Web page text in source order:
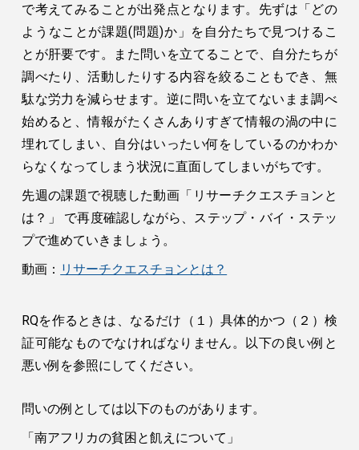
で考えてみることが出発点となります。先ずは「どの
ようなことが課題(問題)か」を自分たちで見つけるこ
とが肝要です。また問いを立てることで、自分たちが
調べたり、活動したりする内容を絞ることもでき、無
駄な労力を減らせます。逆に問いを立てないまま調べ
始めると、情報がたくさんありすぎて情報の渦の中に
埋れてしまい、自分はいったい何をしているのかわか
らなくなってしまう状況に直面してしまいがちです。
先週の課題で視聴した動画「リサーチクエスチョンと
は？」 で再度確認しながら、ステップ・バイ・ステッ
プで進めていきましょう。
動画： リサーチクエスチョンとは？
RQを作るときは、なるだけ（１）具体的かつ（２）検
証可能なものでなければなりません。以下の良い例と
悪い例を参照にしてください。
問いの例としては以下のものがあります。
「南アフリカの貧困と飢えについて」